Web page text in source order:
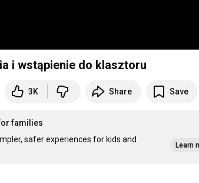
i wstąpienie do klasztoru
3K Share Save
families
safer experiences for kids and
Learn